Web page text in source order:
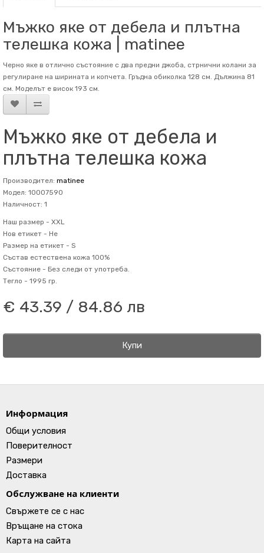
Мъжко яке от дебела и плътна
телешка кожа | matinee
Черно яке в отлично състояние с два предни джоба, стрнични колани за
регулиране на ширината и копчета. Гръдна обиколка 128 см. Дължина 81
см. Mоделът е висок 193 см.
Мъжко яке от дебела и
плътна телешка кожа
Производител: matinee
Модел: 10007590
Наличност: 1
Наш размер - XXL
Нов етикет - Не
Размер на етикет - S
Състав естествена кожа 100%
Състояние - Без следи от употреба.
Тегло - 1995 гр.
€ 43.39 / 84.86 лв
Купи
Информация
Общи условия
Поверителност
Размери
Доставка
Обслужване на клиенти
Свържете се с нас
Връщане на стока
Карта на сайта